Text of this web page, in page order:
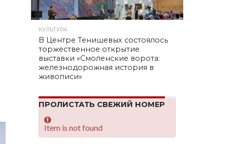
КУЛЬТУРА
В Центре Тенишевых состоялось
торжественное открытие
выставки «Смоленские ворота:
железнодорожная история в
живописи»
ПРОЛИСТАТЬ СВЕЖИЙ НОМЕР
Item is not found